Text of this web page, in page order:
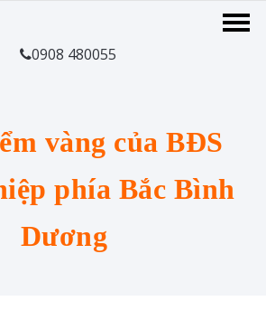
0908 480055
vàng của BĐS
phía Bắc Bình
Dương